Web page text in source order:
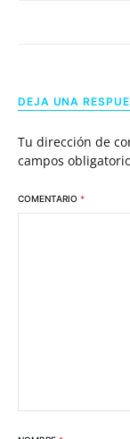
DEJA UNA
Tu dirección de
campos
COMENTARIO *